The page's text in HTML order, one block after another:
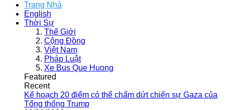
Trang Nhà
English
Thời Sự
Thế Giới
Cộng Đồng
Việt Nam
Pháp Luật
Xe Bus Que Huong
Featured
Recent
Kế hoạch 20 điểm có thể chấm dứt chiến sự Gaza của
Tổng thống Trump